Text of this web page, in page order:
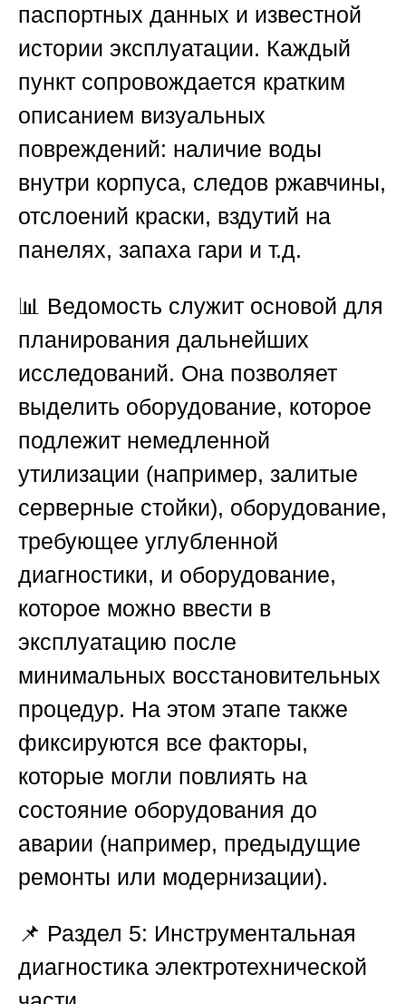
паспортных данных и известной
истории эксплуатации. Каждый
пункт сопровождается кратким
описанием визуальных
повреждений: наличие воды
внутри корпуса, следов ржавчины,
отслоений краски, вздутий на
панелях, запаха гари и т.д.
📊 Ведомость служит основой для
планирования дальнейших
исследований. Она позволяет
выделить оборудование, которое
подлежит немедленной
утилизации (например, залитые
серверные стойки), оборудование,
требующее углубленной
диагностики, и оборудование,
которое можно ввести в
эксплуатацию после
минимальных восстановительных
процедур. На этом этапе также
фиксируются все факторы,
которые могли повлиять на
состояние оборудования до
аварии (например, предыдущие
ремонты или модернизации).
📌 Раздел 5: Инструментальная
диагностика электротехнической